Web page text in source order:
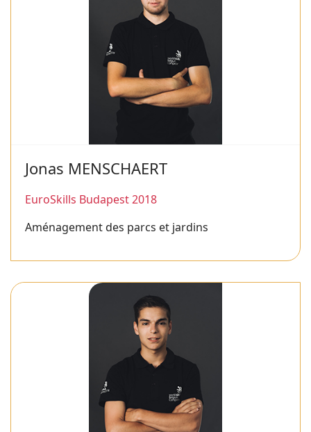
Jonas MENSCHAERT
EuroSkills Budapest 2018
Aménagement des parcs et jardins